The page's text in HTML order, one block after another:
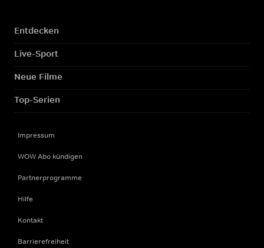
Entdecken
Live-Sport
Neue Filme
Top-Serien
Impressum
WOW Abo kündigen
Partnerprogramme
Hilfe
Kontakt
Barrierefreiheit